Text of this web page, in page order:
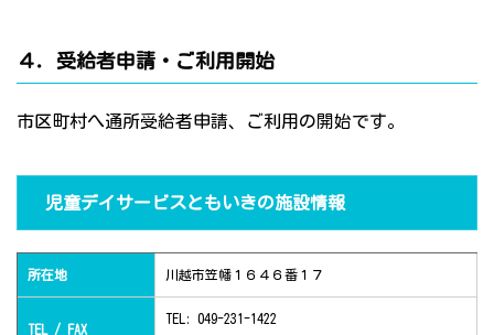
４．受給者申請・ご利用開始
市区町村へ通所受給者申請、ご利用の開始です。
児童デイサービスともいきの施設情報
所在地 川越市笠幡１６４６番１７
TEL / FAX
TEL: 049-231-1422